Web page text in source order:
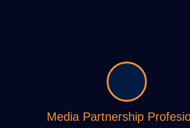
Media Partnership